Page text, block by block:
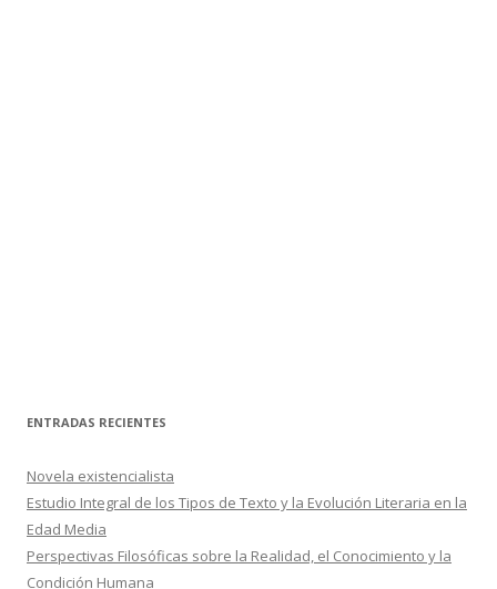
ENTRADAS RECIENTES
Novela existencialista
Estudio Integral de los Tipos de Texto y la Evolución Literaria en la
Edad Media
Perspectivas Filosóficas sobre la Realidad, el Conocimiento y la
Condición Humana